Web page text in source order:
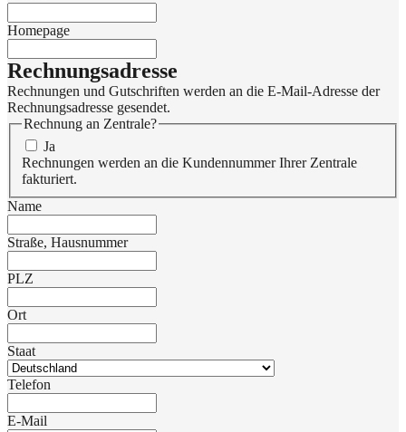
Homepage
Rechnungsadresse
Rechnungen und Gutschriften werden an die E-Mail-Adresse der
Rechnungsadresse gesendet.
Rechnung an Zentrale?
Ja
Rechnungen werden an die Kundennummer Ihrer Zentrale
fakturiert.
Name
Straße, Hausnummer
PLZ
Ort
Staat
Telefon
E-Mail